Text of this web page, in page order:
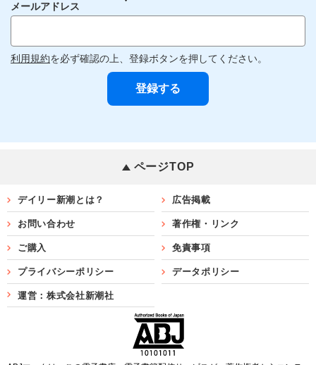
メールアドレス
利用規約を必ず確認の上、登録ボタンを押してください。
ページTOP
デイリー新潮とは？ 広告掲載
お問い合わせ 著作権・リンク
ご購入 免責事項
プライバシーポリシー データポリシー
運営：株式会社新潮社